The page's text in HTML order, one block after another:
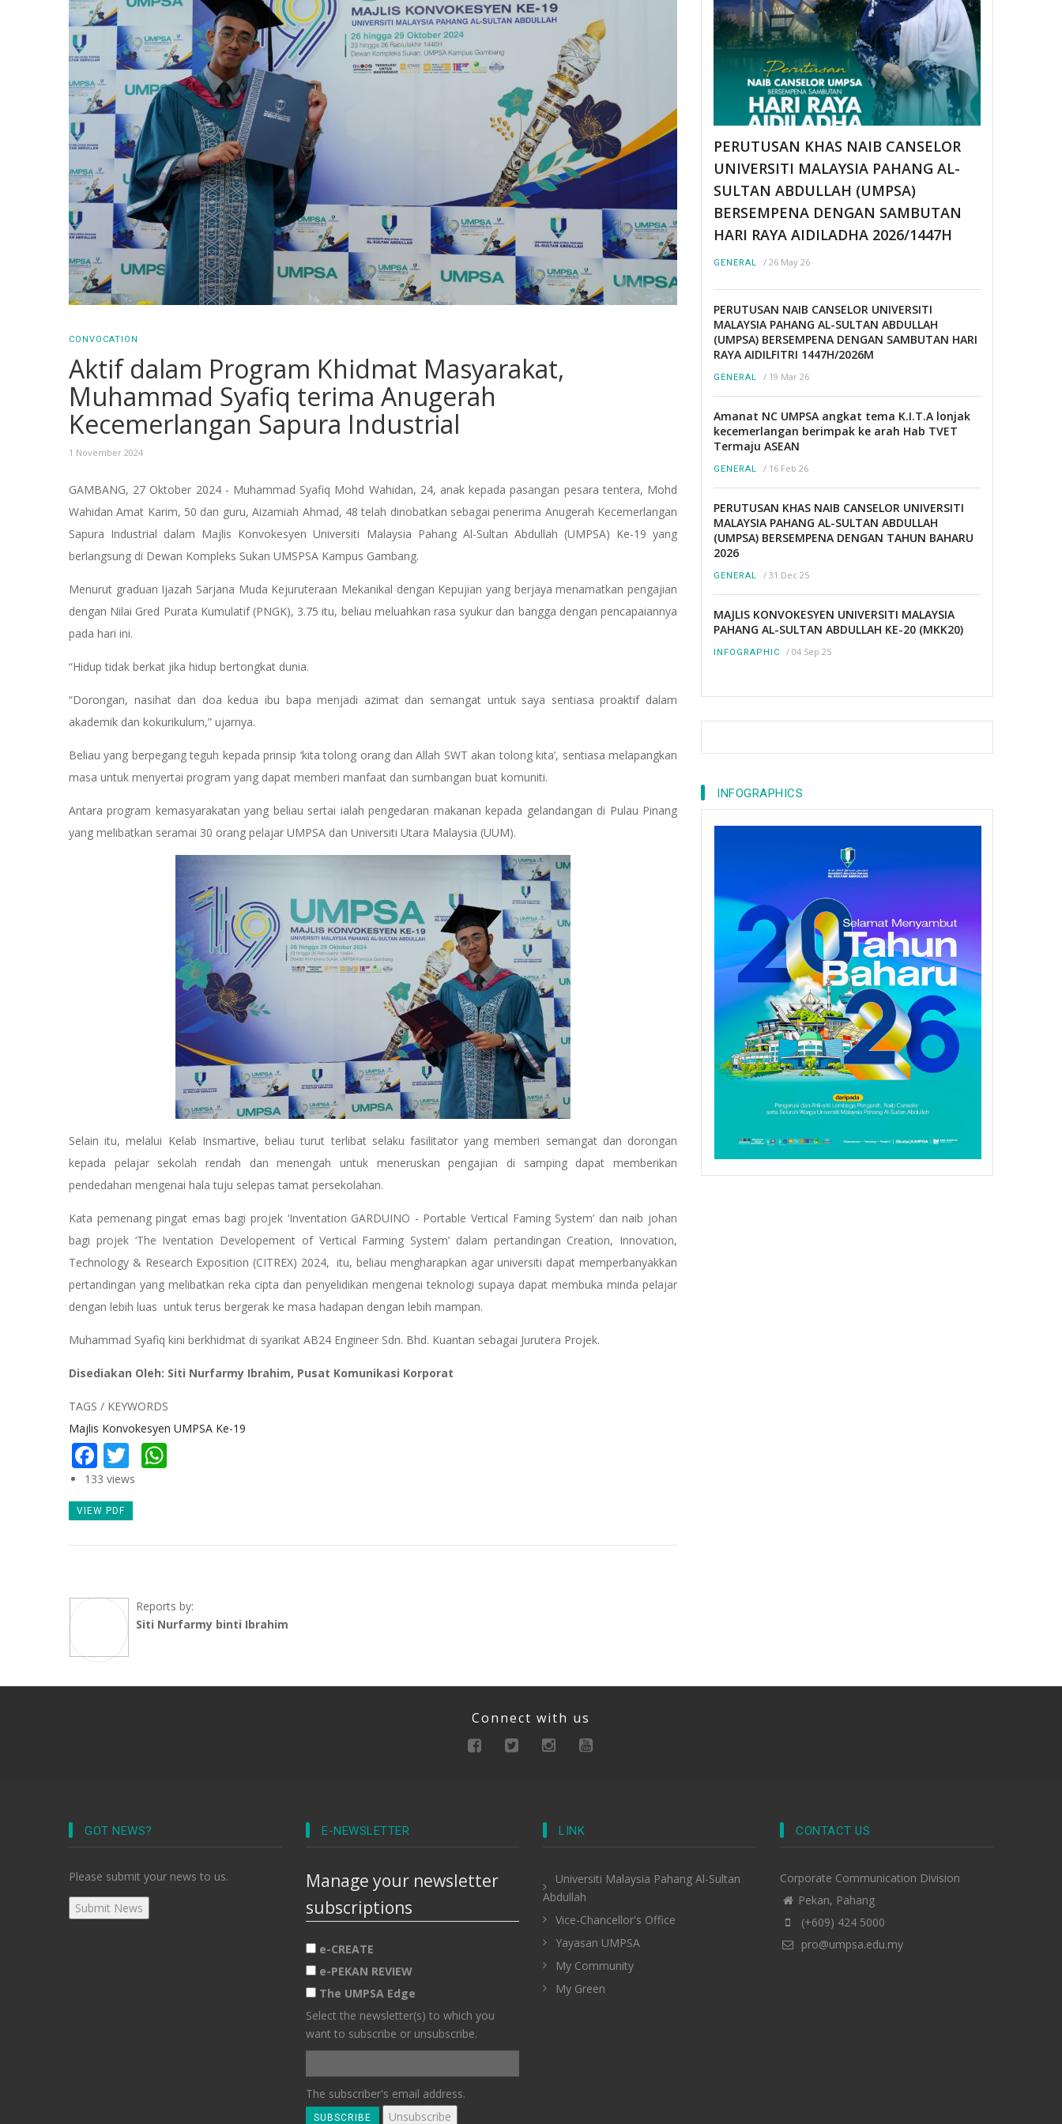
CONVOCATION
Aktif dalam Program Khidmat Masyarakat,
Muhammad Syafiq terima Anugerah
Kecemerlangan Sapura Industrial
1 November 2024
GAMBANG, 27 Oktober 2024 - Muhammad Syafiq Mohd Wahidan, 24, anak kepada pasangan pesara tentera, Mohd
Wahidan Amat Karim, 50 dan guru, Aizamiah Ahmad, 48 telah dinobatkan sebagai penerima Anugerah Kecemerlangan
Sapura Industrial dalam Majlis Konvokesyen Universiti Malaysia Pahang Al-Sultan Abdullah (UMPSA) Ke-19 yang
berlangsung di Dewan Kompleks Sukan UMSPSA Kampus Gambang.
Menurut graduan Ijazah Sarjana Muda Kejuruteraan Mekanikal dengan Kepujian yang berjaya menamatkan pengajian
dengan Nilai Gred Purata Kumulatif (PNGK), 3.75 itu, beliau meluahkan rasa syukur dan bangga dengan pencapaiannya
pada hari ini.
“Hidup tidak berkat jika hidup bertongkat dunia.
“Dorongan, nasihat dan doa kedua ibu bapa menjadi azimat dan semangat untuk saya sentiasa proaktif dalam
akademik dan kokurikulum,” ujarnya.
Beliau yang berpegang teguh kepada prinsip ‘kita tolong orang dan Allah SWT akan tolong kita’, sentiasa melapangkan
masa untuk menyertai program yang dapat memberi manfaat dan sumbangan buat komuniti.
Antara program kemasyarakatan yang beliau sertai ialah pengedaran makanan kepada gelandangan di Pulau Pinang
yang melibatkan seramai 30 orang pelajar UMPSA dan Universiti Utara Malaysia (UUM).
Selain itu, melalui Kelab Insmartive, beliau turut terlibat selaku fasilitator yang memberi semangat dan dorongan
kepada pelajar sekolah rendah dan menengah untuk meneruskan pengajian di samping dapat memberikan
pendedahan mengenai hala tuju selepas tamat persekolahan.
Kata pemenang pingat emas bagi projek ‘Inventation GARDUINO - Portable Vertical Faming System’ dan naib johan
bagi projek ‘The Iventation Developement of Vertical Farming System’ dalam pertandingan Creation, Innovation,
Technology & Research Exposition (CITREX) 2024, itu, beliau mengharapkan agar universiti dapat memperbanyakkan
pertandingan yang melibatkan reka cipta dan penyelidikan mengenai teknologi supaya dapat membuka minda pelajar
dengan lebih luas untuk terus bergerak ke masa hadapan dengan lebih mampan.
Muhammad Syafiq kini berkhidmat di syarikat AB24 Engineer Sdn. Bhd. Kuantan sebagai Jurutera Projek.
Disediakan Oleh: Siti Nurfarmy Ibrahim, Pusat Komunikasi Korporat
TAGS / KEYWORDS
Majlis Konvokesyen UMPSA Ke-19
Facebook
Twitter
133 views
VIEW PDF
Reports by:
Siti Nurfarmy binti Ibrahim
PERUTUSAN KHAS NAIB CANSELOR
UNIVERSITI MALAYSIA PAHANG AL-
SULTAN ABDULLAH (UMPSA)
BERSEMPENA DENGAN SAMBUTAN
HARI RAYA AIDILADHA 2026/1447H
GENERAL / 26 May 26
PERUTUSAN NAIB CANSELOR UNIVERSITI
MALAYSIA PAHANG AL-SULTAN ABDULLAH
(UMPSA) BERSEMPENA DENGAN SAMBUTAN HARI
RAYA AIDILFITRI 1447H/2026M
GENERAL / 19 Mar 26
Amanat NC UMPSA angkat tema K.I.T.A lonjak
kecemerlangan berimpak ke arah Hab TVET
Termaju ASEAN
GENERAL / 16 Feb 26
PERUTUSAN KHAS NAIB CANSELOR UNIVERSITI
MALAYSIA PAHANG AL-SULTAN ABDULLAH
(UMPSA) BERSEMPENA DENGAN TAHUN BAHARU
2026
GENERAL / 31 Dec 25
MAJLIS KONVOKESYEN UNIVERSITI MALAYSIA
PAHANG AL-SULTAN ABDULLAH KE-20 (MKK20)
INFOGRAPHIC / 04 Sep 25
INFOGRAPHICS
Connect with us
GOT NEWS?
Please submit your news to us.
E-NEWSLETTER
Manage your newsletter
subscriptions
e-CREATE
e-PEKAN REVIEW
The UMPSA Edge
Select the newsletter(s) to which you
want to subscribe or unsubscribe.
The subscriber's email address.
LINK
Universiti Malaysia Pahang Al-Sultan
Abdullah
Vice-Chancellor's Office
Yayasan UMPSA
My Community
My Green
CONTACT US
Corporate Communication Division
Pekan, Pahang
(+609) 424 5000
pro@umpsa.edu.my